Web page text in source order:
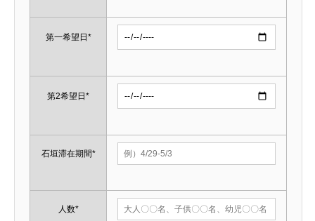
第一希望日*
第2希望日*
石垣滞在期間*
人数*